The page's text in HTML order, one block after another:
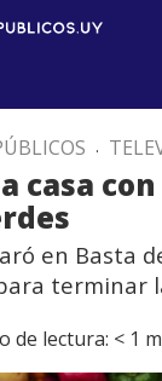
.
casa
en Basta
terminar
de lectura: < 1